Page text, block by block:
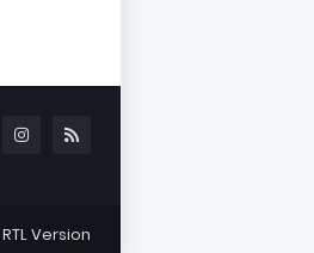
RTL Version